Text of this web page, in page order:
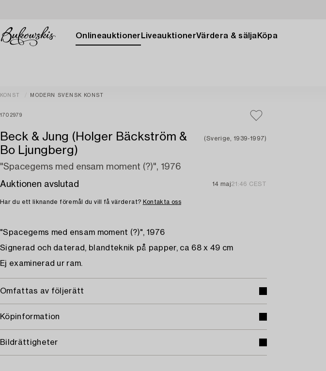
Onlineauktioner LiveauktionerVärdera & sälja Köpa
KONST MODERN SVENSK KONST
1702979
Beck & Jung (Holger Bäckström &
Bo Ljungberg)
(Sverige, 1939-1997)
"Spacegems med ensam moment (?)", 1976
Auktionen avslutad
14 maj21:46 CEST
Har du ett liknande föremål du vill få värderat? Kontakta oss
"Spacegems med ensam moment (?)", 1976
Signerad och daterad, blandteknik på papper, ca 68 x 49 cm
Ej examinerad ur ram.
Omfattas av följerätt
Köpinformation
Bildrättigheter